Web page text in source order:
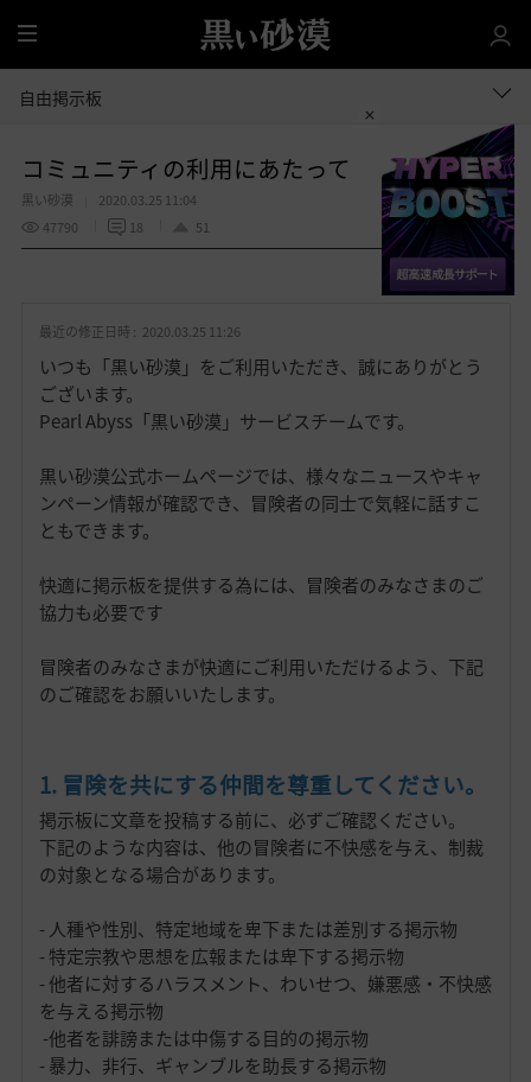
全
体
自由掲示板
コミュニティの利用にあたって
黒い砂漠
2020.03.25 11:04
47790
18 51
お
入
共有する
最近の修正日時 : 2020.03.25 11:26
いつも「黒い砂漠」をご利用いただき、誠にありがとう
ございます。
Pearl Abyss「黒い砂漠」サービスチームです。
黒い砂漠公式ホームページでは、様々なニュースやキャ
ンペーン情報が確認でき、冒険者の同士で気軽に話すこ
ともできます。
快適に掲示板を提供する為には、冒険者のみなさまのご
協力も必要です
冒険者のみなさまが快適にご利用いただけるよう、下記
のご確認をお願いいたします。
1. 冒険を共にする仲間を尊重してください。
掲示板に文章を投稿する前に、必ずご確認ください。
下記のような内容は、他の冒険者に不快感を与え、制裁
の対象となる場合があります。
- 人種や性別、特定地域を卑下または差別する掲示物
- 特定宗教や思想を広報または卑下する掲示物
- 他者に対するハラスメント、わいせつ、嫌悪感・不快感
を与える掲示物
-他者を誹謗または中傷する目的の掲示物
- 暴力、非行、ギャンブルを助長する掲示物